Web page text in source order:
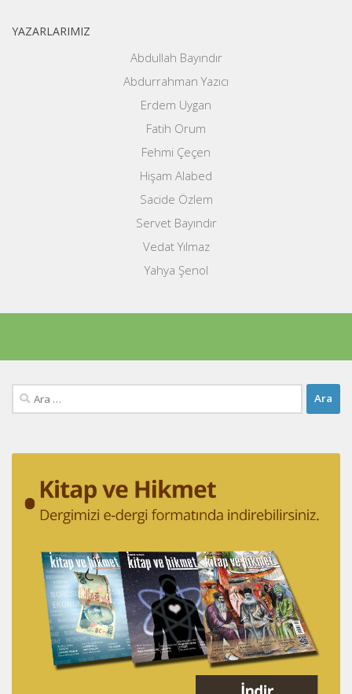
YAZARLARIMIZ
Abdullah Bayındır
Abdurrahman Yazıcı
Erdem Uygan
Fatih Orum
Fehmi Çeçen
Hişam Alabed
Sacide Özlem
Servet Bayındır
Vedat Yılmaz
Yahya Şenol
Arama: